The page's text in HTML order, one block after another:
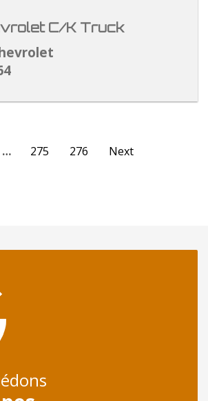
C/K Truck
… 275 276 Next